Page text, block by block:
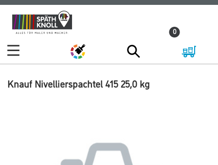
Zum
Inhalt
Zum
Navigationsmenü
0
Knauf Nivellierspachtel 415 25,0 kg